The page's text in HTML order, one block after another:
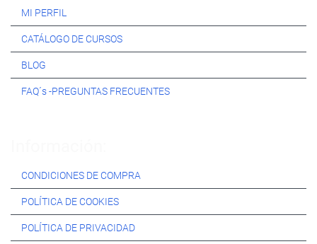
MI PERFIL
CATÁLOGO DE CURSOS
BLOG
FAQ´s -PREGUNTAS FRECUENTES
CONDICIONES DE COMPRA
POLÍTICA DE COOKIES
POLÍTICA DE PRIVACIDAD